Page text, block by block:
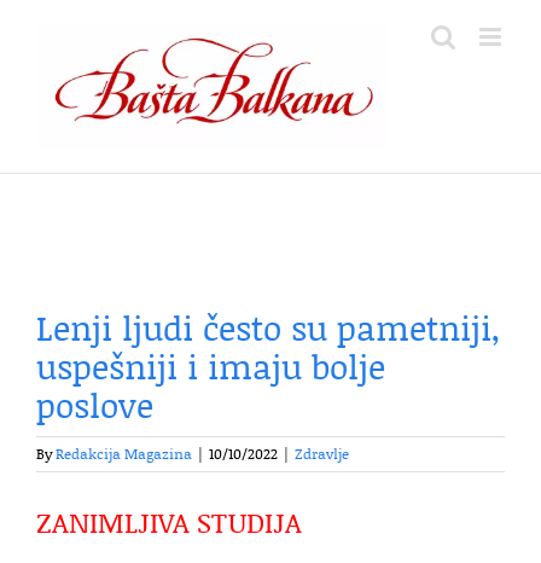
content
Lenji ljudi često su pametniji,
uspešniji i imaju bolje
poslove
ByRedakcija Magazina 10/10/2022 Zdravlje
ZANIMLJIVA STUDIJA